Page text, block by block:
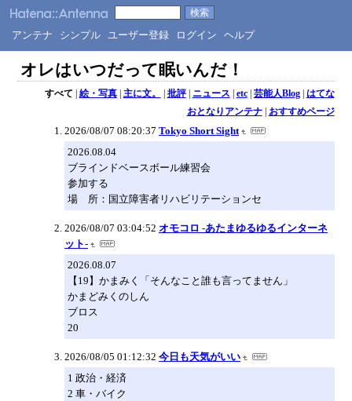
アンテナ シンプル ユーザー登録 ログイン ヘルプ
オレはいつだって眠いんだ！
すべて | 絵・写真| 主に文。 | 批評| ニュース | etc| 芸能人Blog| はてな
おとなりアンテナ| おすすめページ
2026/08/07 08:20:37 Tokyo Short Sight
2026.08.04
ブラインドベースボール練習会
参加する
場 所：国立障害者リハビリテーションセ
2026/08/07 03:04:52 オモコロ -あたまゆるゆるインターネ
ット-
2026.08.07
【19】かまみく「そんなこと誰も言ってません」
かまどみくのしん
ブロス
20
2026/08/05 01:12:32 今日も天気がいい
1 政治・経済
2 車・バイク